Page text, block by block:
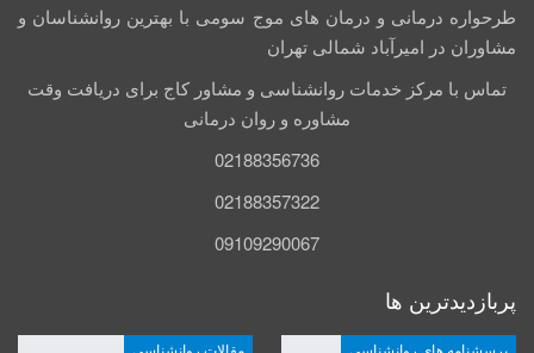
طرحواره درمانی و درمان های موج سومی با بهترین روانشناسان و
مشاوران در امیرآباد شمالی تهران
تماس با مرکز خدمات روانشناسی و مشاور کاج برای دریافت وقت
مشاوره و روان درمانی
02188356736
02188357322
09109290067
پربازدیدترین ها